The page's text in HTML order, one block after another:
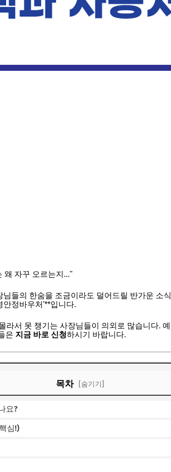
왜 자꾸 오르는지..."
들의 한숨을 조금이라도 덜어드릴 반가운 소
안정바우처'**입니다.
라서 못 챙기는 사장님들이 의외로 많습니다.
은 지금 바로 신청하시기 바랍니다.
목차 [숨기기]
요?
심!)